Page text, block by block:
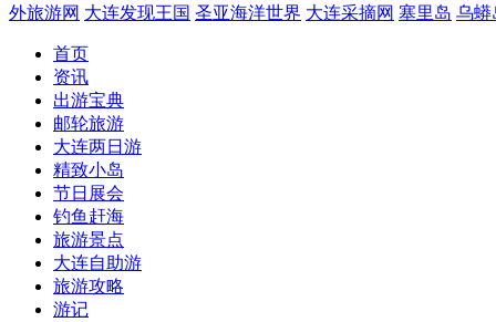
外旅游网 大连发现王国 圣亚海洋世界 大连采摘网 塞里岛 乌蟒
首页
资讯
出游宝典
邮轮旅游
大连两日游
精致小岛
节日展会
钓鱼赶海
旅游景点
大连自助游
旅游攻略
游记